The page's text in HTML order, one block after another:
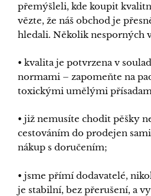
přemýšleli, kde koupit
vězte, že náš obchod je
hledali. Několik nesporných
• kvalita je potvrzena v
normami – zapomeňte na
toxickými umělými
• již nemusíte chodit pěšky
cestováním do prodejen
nákup s doručením;
• jsme přímí dodavatelé,
je stabilní, bez přerušení, a